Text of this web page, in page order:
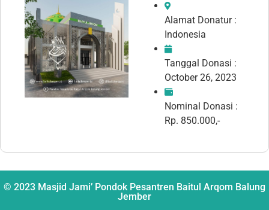
Alamat Donatur :
Indonesia
Tanggal Donasi :
October 26, 2023
Nominal Donasi :
Rp. 850.000,-
© 2023 Masjid Jami’ Pondok Pesantren Baitul Arqom Balung
Jember